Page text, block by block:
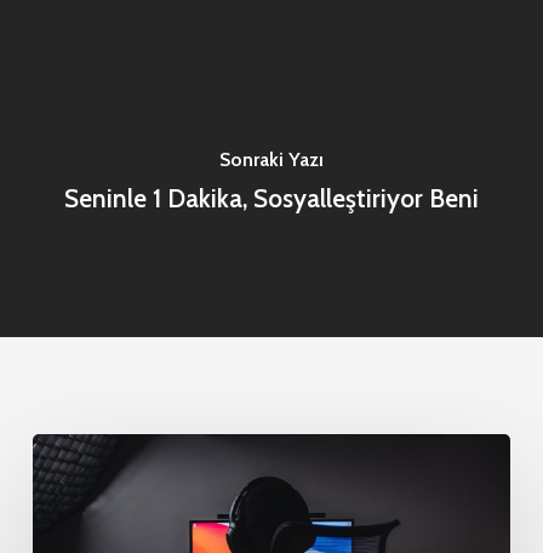
Sonraki Yazı
Seninle 1 Dakika, Sosyalleştiriyor Beni
En
İyi